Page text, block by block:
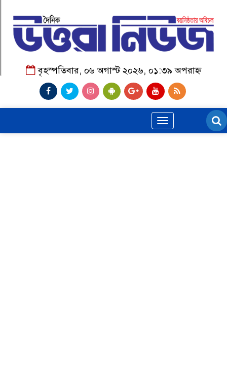
বৃহস্পতিবার, ০৬ অগাস্ট ২০২৬, ০১:৩৯ অপরাহ্ন
Toggle
navigation